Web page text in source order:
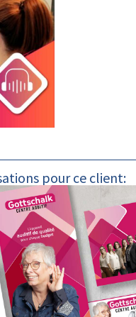
pour ce client: